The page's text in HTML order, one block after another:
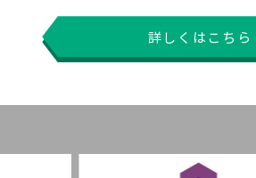
詳しくはこちら